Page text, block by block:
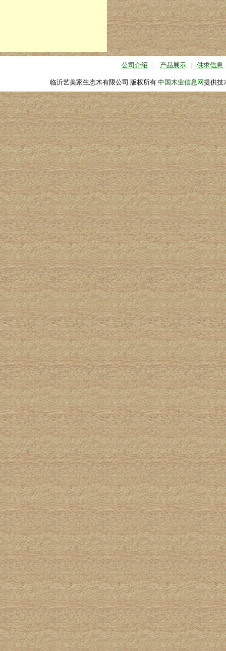
公司介绍 | 产品展示 | 供求信息
临沂艺美家生态木有限公司 版权所有 中国木业信息网提供技